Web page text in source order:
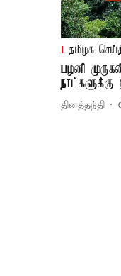
தமிழக
பழனி
நாட்களுக்கு
தினத்தந்தி